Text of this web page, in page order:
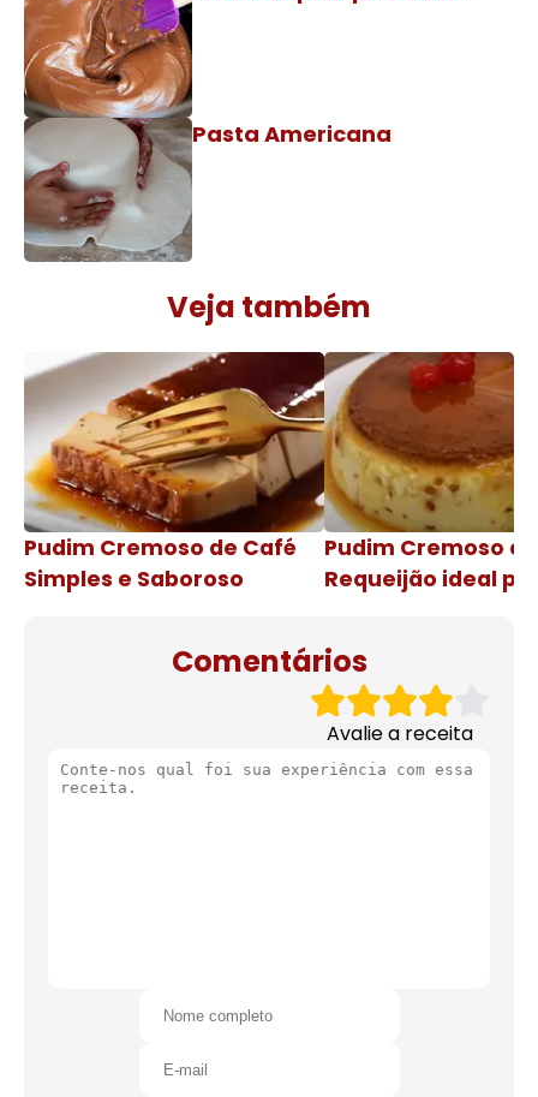
Pasta Americana
Veja também
Pudim Cremoso de Café
Simples e Saboroso
Pudim Cremoso
Requeijão ideal
Comentários
Avalie a receita